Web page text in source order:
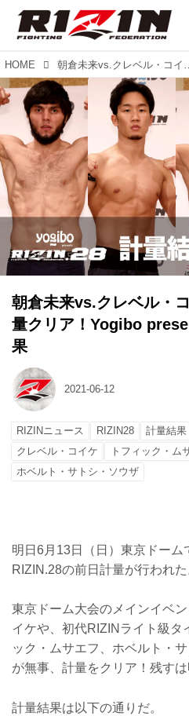
HOME 朝倉未来vs.クレベル・コイケ 含
朝倉未来vs.クレベル・
量クリア！Yogibo
果
2021-06-12
RIZINニュース RIZIN28 計量結果
クレベル・コイケ
トフィック・ム
ホベルト・サトシ・ソウザ
明日6月13日（日）東京ドー
RIZIN.28の前日計量が行われた
東京ドーム大会のメインイベ
イケや、初代RIZINライト級タ
ック・ムサエフ、ホベルト・
が無事、計量をクリア！残す
計量結果は以下の通りだ。